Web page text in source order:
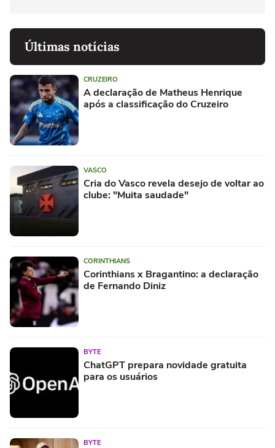
Últimas notícias
CRUZEIRO
A declaração de Matheus Henrique
após a classificação do Cruzeiro
VASCO
Cria do Vasco revela desejo de voltar ao
clube: "Muita saudade"
CORINTHIANS
Corinthians x Bragantino: a declaração
de Fernando Diniz
BYTE
ChatGPT prepara novidade gratuita
para os usuários
BYTE